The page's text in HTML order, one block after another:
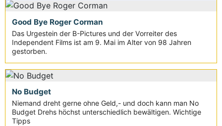
Good Bye Roger Corman
Das Urgestein der B-Pictures und der Vorreiter des
Independent Films ist am 9. Mai im Alter von 98 Jahren
gestorben.
No Budget
Niemand dreht gerne ohne Geld,- und doch kann man No
Budget Drehs höchst unterschiedlich bewältigen. Wichtige
Tipps